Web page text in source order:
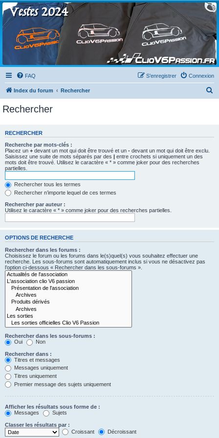
Clio V6 Passion
Le site français des passionnés de Clio V6
FAQ Connexion
S’enregistrer
Index du forum Rechercher
e
Rechercher
RECHERCHER
Recherche par mots-clés :
Placez un + devant un mot qui doit être trouvé et un - devant un mot qui doit être exclu.
Saisissez une suite de mots séparés par des | entre crochets si uniquement un des
mots doit être trouvé. Utilisez le caractère « * » comme joker pour des recherches
partielles.
Rechercher tous les termes
Rechercher n’importe lequel de ces termes
Rechercher par auteur :
Utilisez le caractère « * » comme joker pour des recherches partielles.
OPTIONS DE RECHERCHE
Rechercher dans les forums :
Choisissez le forum ou les forums dans le(s)quel(s) vous souhaitez effectuer une
recherche. Les sous-forums sont automatiquement inclus si vous ne désactivez pas
l’option ci-dessous « Rechercher dans les sous-forums ».
Rechercher dans les sous-forums :
Oui
Non
Rechercher dans :
Titres et messages
Messages uniquement
Titres uniquement
Premier message des sujets uniquement
Afficher les résultats sous forme de :
Messages
Sujets
Classer les résultats par :
Croissant
Décroissant